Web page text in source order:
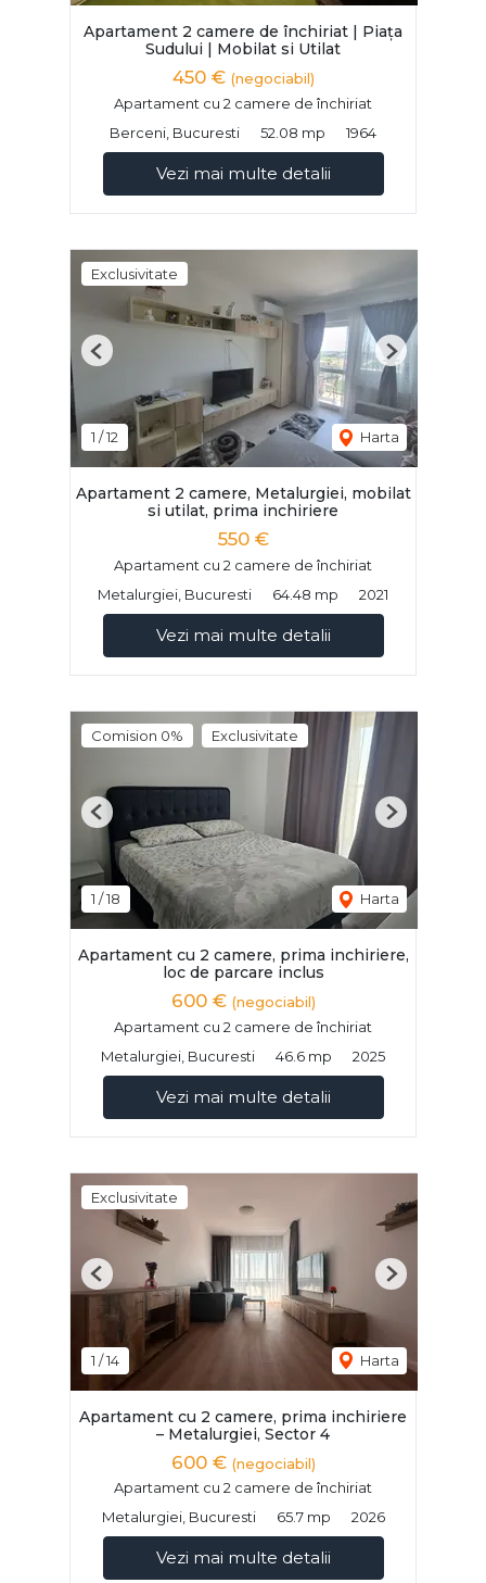
Apartament 2 camere de închiriat | Piața
Sudului | Mobilat si Utilat
450 € (negociabil)
Apartament cu 2 camere de închiriat
Berceni, Bucuresti
52.08 mp 1964
Vezi mai multe detalii
Exclusivitate
1 /12 Harta
Previous Next
Apartament 2 camere, Metalurgiei, mobilat
si utilat, prima inchiriere
550 €
Apartament cu 2 camere de închiriat
Metalurgiei, Bucuresti
64.48 mp 2021
Vezi mai multe detalii
Comision 0% Exclusivitate
1 /18 Harta
Previous Next
Apartament cu 2 camere, prima inchiriere,
loc de parcare inclus
600 € (negociabil)
Apartament cu 2 camere de închiriat
Metalurgiei, Bucuresti
46.6 mp 2025
Vezi mai multe detalii
Exclusivitate
1 /14 Harta
Previous Next
Apartament cu 2 camere, prima inchiriere
– Metalurgiei, Sector 4
600 € (negociabil)
Apartament cu 2 camere de închiriat
Metalurgiei, Bucuresti
65.7 mp 2026
Vezi mai multe detalii